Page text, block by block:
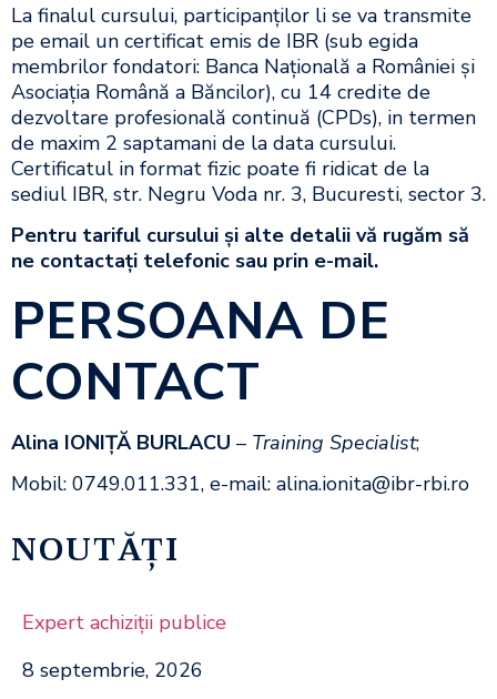
La finalul cursului, participanţilor li se va transmite
pe email un certificat emis de IBR (sub egida
membrilor fondatori: Banca Naţională a României şi
Asociaţia Română a Băncilor), cu 14 credite de
dezvoltare profesională continuă (CPDs), in termen
de maxim 2 saptamani de la data cursului.
Certificatul in format fizic poate fi ridicat de la
sediul IBR, str. Negru Voda nr. 3, Bucuresti, sector 3.
Pentru tariful cursului şi alte detalii vă rugăm să
ne contactaţi telefonic sau prin e-mail.
PERSOANA DE
CONTACT
Alina IONIŢĂ BURLACU – Training Specialist;
Mobil: 0749.011.331, e-mail: alina.ionita@ibr-rbi.ro
NOUTĂȚI
Expert achiziţii publice
8 septembrie, 2026